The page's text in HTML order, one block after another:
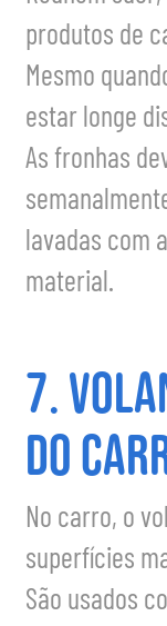
produtos de
Mesmo
estar longe
As fronhas
lavadas com
material.
7.
do
No carro, o
superfícies
São usados